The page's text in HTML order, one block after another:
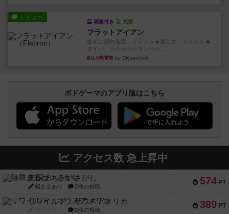
レビュー
画像付き 充実
フラットアイアン
世界に浸れる度 ☆☆☆☆★楽しさ ☆☆☆☆★
タイパ ☆☆☆☆☆マンハッ...
約14時間前 by DKnewyork
ボドゲーマのアプリ版はこちら
アクセス数 急上昇中
574 PT
無限まちがいさがし
紹介文あり 2件の投稿
389 PT
リワイルド：サウスアメリカ
2件の投稿